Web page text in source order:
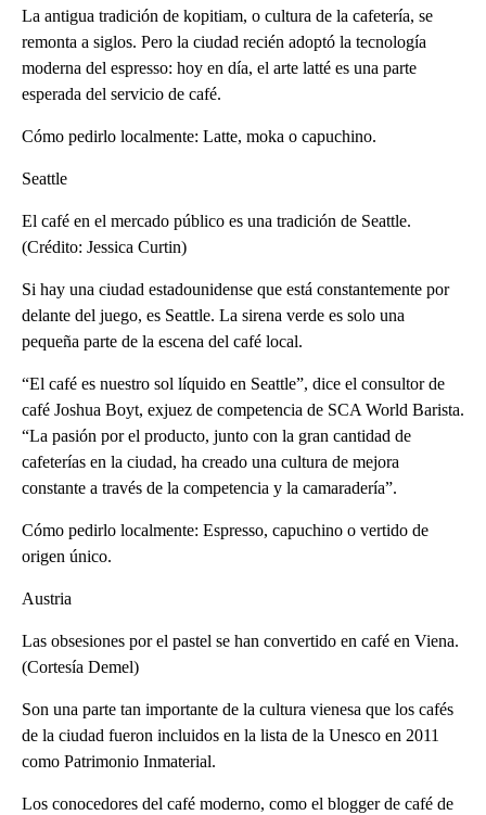
La antigua tradición de kopitiam, o cultura de la cafetería, se
remonta a siglos. Pero la ciudad recién adoptó la tecnología
moderna del espresso: hoy en día, el arte latté es una parte
esperada del servicio de café.
Cómo pedirlo localmente: Latte, moka o capuchino.
Seattle
El café en el mercado público es una tradición de Seattle.
(Crédito: Jessica Curtin)
Si hay una ciudad estadounidense que está constantemente por
delante del juego, es Seattle. La sirena verde es solo una
pequeña parte de la escena del café local.
“El café es nuestro sol líquido en Seattle”, dice el consultor de
café Joshua Boyt, exjuez de competencia de SCA World Barista.
“La pasión por el producto, junto con la gran cantidad de
cafeterías en la ciudad, ha creado una cultura de mejora
constante a través de la competencia y la camaradería”.
Cómo pedirlo localmente: Espresso, capuchino o vertido de
origen único.
Austria
Las obsesiones por el pastel se han convertido en café en Viena.
(Cortesía Demel)
Son una parte tan importante de la cultura vienesa que los cafés
de la ciudad fueron incluidos en la lista de la Unesco en 2011
como Patrimonio Inmaterial.
Los conocedores del café moderno, como el blogger de café de